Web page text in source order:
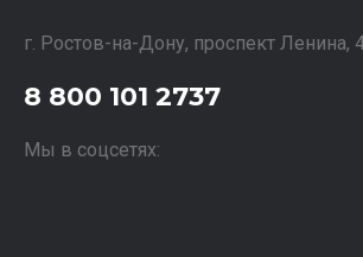
г. Ростов-на-Дону, проспект Ленина,
8 800 101 2737
Мы в соцсетях: